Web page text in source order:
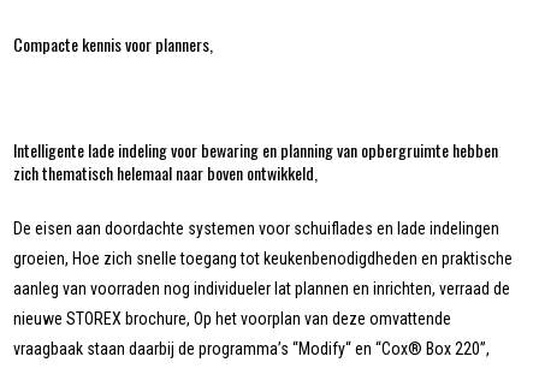
Compacte kennis voor planners,
Intelligente lade indeling voor bewaring en planning van opbergruimte hebben
zich thematisch helemaal naar boven ontwikkeld,
De eisen aan doordachte systemen voor schuiflades en lade indelingen
groeien, Hoe zich snelle toegang tot keukenbenodigdheden en praktische
aanleg van voorraden nog individueler lat plannen en inrichten, verraad de
nieuwe STOREX brochure, Op het voorplan van deze omvattende
vraagbaak staan daarbij de programma’s “Modify“ en “Cox® Box 220”,